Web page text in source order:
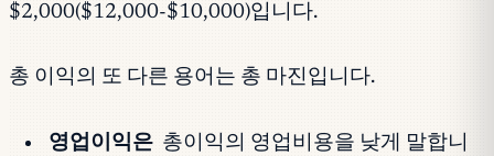
$2,000($12,000-$10,000)입니다.
총 이익의 또 다른 용어는 총 마진입니다.
영업이익은 총이익의 영업비용을 낮게 말합니